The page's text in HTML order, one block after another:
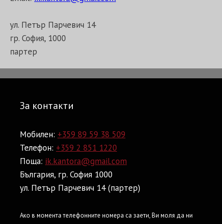
ул. Петър Парчевич 14
гр. София, 1000
партер
За контакти
Мобилен: +359 89 59 38 509
Телефон: +359 2 851 1220
Поща: ik.kantora@gmail.com
България, гр. София 1000
ул. Петър Парчевич 14 (партер)
Ако в момента телефонните номера са заети, Ви моля да ни